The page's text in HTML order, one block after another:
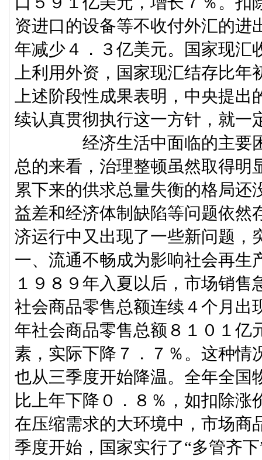
资进口的设备等不收付外汇的进
年减少４．３亿美元。国家现汇
上利用外资，国家现汇结存比年
上述阶段性成果表明，中央提
续认真贯彻执行这一方针，就一
经济生活中面临的主要困
总的来看，治理整顿虽然取得明
累下来的供求总量失衡的格局
益差和经济体制缺陷等问题依然
济运行中又出现了一些新问题，
一、流通不畅成为影响社会再生
１９８９年入夏以后，市场销
社会商品零售总额连续４个月出
年社会商品零售总额８１０１亿
素，实际下降７．７％。这种情
也从三季度开始降温。全年全国
比上年下降０．８％，如扣除
在压缩需求的大环境中，市场商
季度开始，国家实行了“多管齐